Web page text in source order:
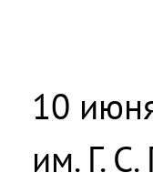
10
им. Г.